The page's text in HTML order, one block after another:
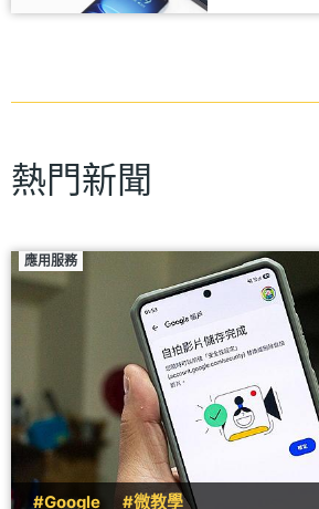
熱門新聞
應用服務
#Google #微教學